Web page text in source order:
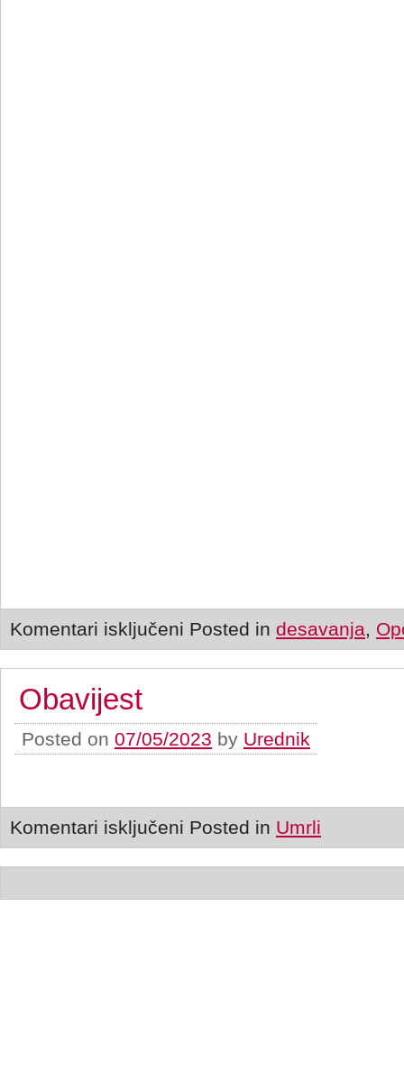
Komentari isključeni Posted in desavanja,
Obavijest
Posted on 07/05/2023 by Urednik
Komentari isključeni Posted in Umrli